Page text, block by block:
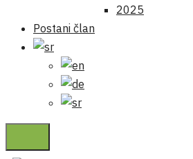
2025
Postani član